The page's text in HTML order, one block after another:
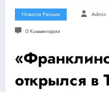
Новости Разные Admin
0 Комментарии
открылся в